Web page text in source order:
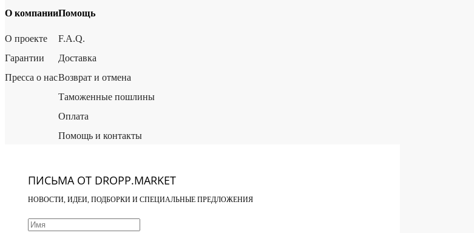
О компании
О проекте
Гарантии
Пресса о нас
Помощь
F.A.Q.
Доставка
Возврат и отмена
Таможенные пошлины
Оплата
Помощь и контакты
ПИСЬМА ОТ DROPP.MARKET
НОВОСТИ, ИДЕИ, ПОДБОРКИ И СПЕЦИАЛЬНЫЕ ПРЕДЛОЖЕНИЯ